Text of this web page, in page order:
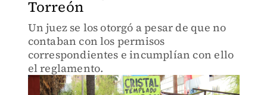
Torreón
Un juez se los otorgó a pesar de que no
contaban con los permisos
correspondientes e incumplían con ello
el reglamento.